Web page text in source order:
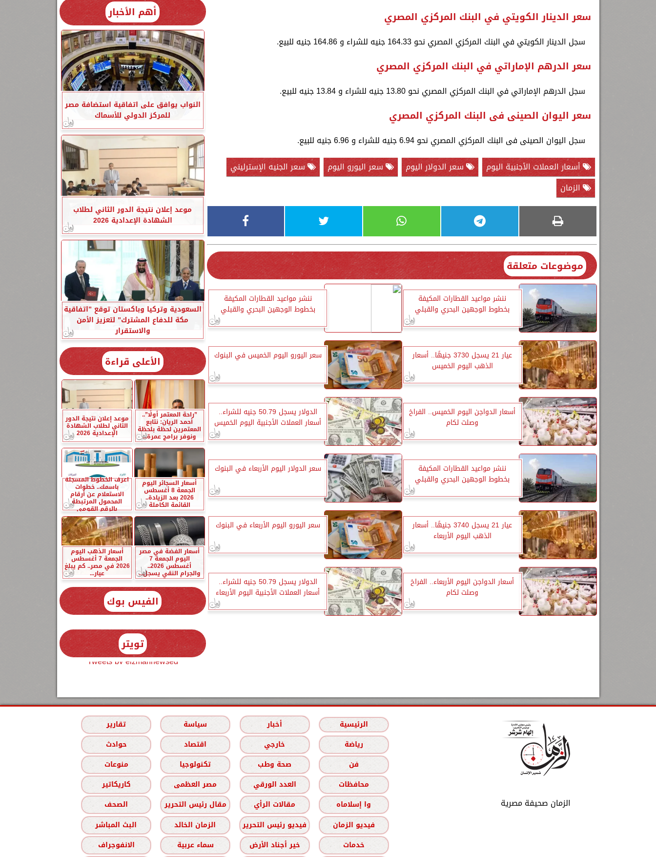
سعر الدينار الكويتي في البنك المركزي المصري
سجل الدينار الكويتي في البنك المركزي المصري نحو 164.33 جنيه للشراء و 164.86 جنيه للبيع.
سعر الدرهم الإماراتي في البنك المركزي المصري
سجل الدرهم الإماراتي في البنك المركزي المصري نحو 13.80 جنيه للشراء و 13.84 جنيه للبيع.
سعر اليوان الصينى فى البنك المركزي المصري
سجل اليوان الصينى فى البنك المركزي المصري نحو 6.94 جنيه للشراء و 6.96 جنيه للبيع.
أسعار العملات الأجنبية اليوم
سعر الدولار اليوم سعر اليورو اليوم
سعر الجنيه الإسترليني
الزمان
موضوعات متعلقة
ننشر مواعيد القطارات المكيفة
بخطوط الوجهين البحري والقبلي
ننشر مواعيد القطارات المكيفة
بخطوط الوجهين البحري والقبلي
عيار 21 يسجل 3730 جنيهًا.. أسعار
الذهب اليوم الخميس
سعر اليورو اليوم الخميس في البنوك
أسعار الدواجن اليوم الخميس.. الفراخ
وصلت لكام
الدولار يسجل 50.79 جنيه للشراء..
أسعار العملات الأجنبية اليوم الخميس
ننشر مواعيد القطارات المكيفة
بخطوط الوجهين البحري والقبلي
سعر الدولار اليوم الأربعاء في البنوك
عيار 21 يسجل 3740 جنيهًا.. أسعار
الذهب اليوم الأربعاء
سعر اليورو اليوم الأربعاء في البنوك
أسعار الدواجن اليوم الأربعاء.. الفراخ
وصلت لكام
الدولار يسجل 50.79 جنيه للشراء..
أسعار العملات الأجنبية اليوم الأربعاء
أهم الأخبار
النواب يوافق على اتفاقية استضافة مصر
للمركز الدولي للأسماك
موعد إعلان نتيجة الدور الثاني لطلاب
الشهادة الإعدادية 2026
السعودية وتركيا وباكستان توقع ”اتفاقية
مكة للدفاع المشترك” لتعزيز الأمن
والاستقرار
الأعلى قراءة
”راحة المعتمر أولًا”..
أحمد الريان: نتابع
المعتمرين لحظة بلحظة
ونوفر برامج عمرة...
موعد إعلان نتيجة الدور
الثاني لطلاب الشهادة
الإعدادية 2026
أسعار السجائر اليوم
الجمعة 8 أغسطس
2026 بعد الزيادة..
القائمة الكاملة
اعرف الخطوط المسجلة
باسمك.. خطوات
الاستعلام عن أرقام
المحمول المرتبطة
بالرقم القومي
أسعار الفضة في مصر
اليوم الجمعة 7
أغسطس 2026..
والجرام النقي يسجل...
أسعار الذهب اليوم
الجمعة 7 أغسطس
2026 في مصر.. كم يبلغ
عيار...
الفيس بوك
تويتر
Tweets by elzmannewseg
الزمان صحيفة مصرية
الرئيسية أخبار سياسة
تقارير
رياضة
خارجي اقتصاد
حوادث
فن
صحة وطب تكنولوجيا
منوعات
محافظات
العدد الورقي مصر العظمى
كاريكاتير
وا إسلاماه
مقالات الرأي مقال رئيس التحرير
الصحف
فيديو الزمان
فيديو رئيس التحرير الزمان الخالد
البث المباشر
خدمات
خير أجناد الأرض سماء عربية الانفوجراف